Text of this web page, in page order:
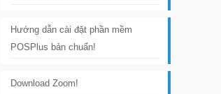
Hướng dẫn cài đặt phần mềm
POSPlus bản chuẩn!
Download Zoom!